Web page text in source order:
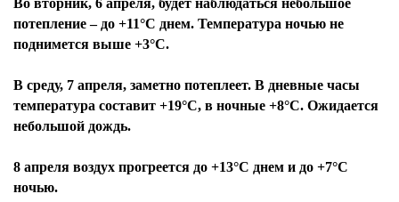
Во вторник, 6 апреля, будет наблюдаться небольшое
потепление – до +11°С днем. Температура ночью не
поднимется выше +3°С.
В среду, 7 апреля, заметно потеплеет. В дневные часы
температура составит +19°С, в ночные +8°С. Ожидается
небольшой дождь.
8 апреля воздух прогреется до +13°С днем и до +7°С
ночью.